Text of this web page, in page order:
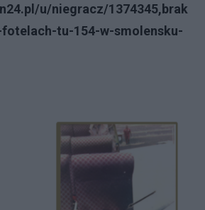
u/niegracz/1374345,brak
tu-154-w-smolensku-